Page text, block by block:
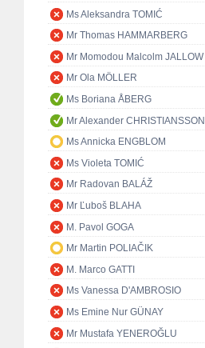
Ms Aleksandra TOMIĆ
Mr Thomas HAMMARBERG
Mr Momodou Malcolm JALLOW
Mr Ola MÖLLER
Ms Boriana ÅBERG
Mr Alexander CHRISTIANSSON
Ms Annicka ENGBLOM
Ms Violeta TOMIĆ
Mr Radovan BALÁŽ
Mr Ľuboš BLAHA
M. Pavol GOGA
Mr Martin POLIAČIK
M. Marco GATTI
Ms Vanessa D'AMBROSIO
Ms Emine Nur GÜNAY
Mr Mustafa YENEROĞLU